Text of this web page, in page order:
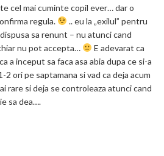
cel mai cuminte copil ever… dar o
regula.
.. eu la „exilul” pentru
sa renunt – nu atunci cand
nu pot accepta…
E adevarat ca
a inceput sa faca asa abia dupa ce si-a
ori pe saptamana si vad ca deja acum
rare si deja se controleaza atunci cand
sa dea….